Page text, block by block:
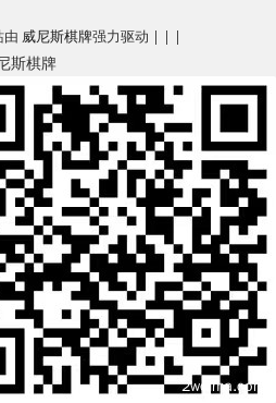
由 威尼斯棋牌强力驱动 | | |
斯棋牌